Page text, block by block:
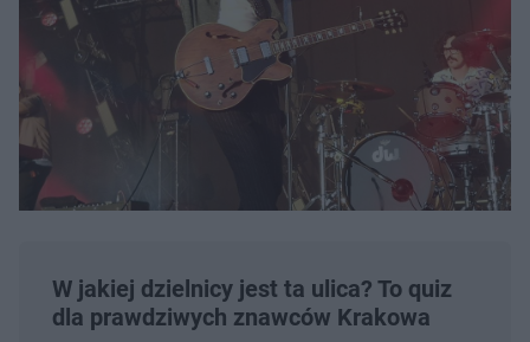
W jakiej dzielnicy jest ta ulica? To quiz
dla prawdziwych znawców Krakowa